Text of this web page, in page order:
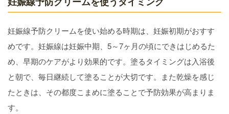
妊娠線予防クリームを使い始める時期は、妊娠初期がおすす
めです。妊娠線は妊娠中期、5～7ヶ月の頃にできはじめるた
め、早期のケアがより効果的です。塗るタイミングは入浴後
と朝で、毎日継続して塗ることが大切です。また乾燥を感じ
たときは、その都度こまめに塗ることで予防効果が高まりま
す。